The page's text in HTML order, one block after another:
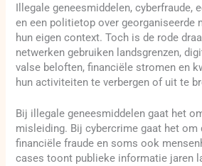
Illegale geneesmiddelen, cyberfraude,
en een politietop over georganiseerde
hun eigen context. Toch is de rode
netwerken gebruiken landsgrenzen,
valse beloften, financiële stromen en
hun activiteiten te verbergen of uit te
Bij illegale geneesmiddelen gaat het
misleiding. Bij cybercrime gaat het om
financiële fraude en soms ook
cases toont publieke informatie jaren